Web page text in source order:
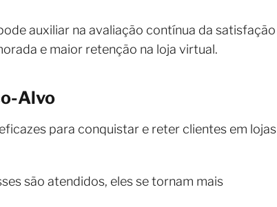
auxiliar na avaliação contínua da satisfação
e maior retenção na loja virtual.
Alvo
para conquistar e reter clientes em lojas
são atendidos, eles se tornam mais